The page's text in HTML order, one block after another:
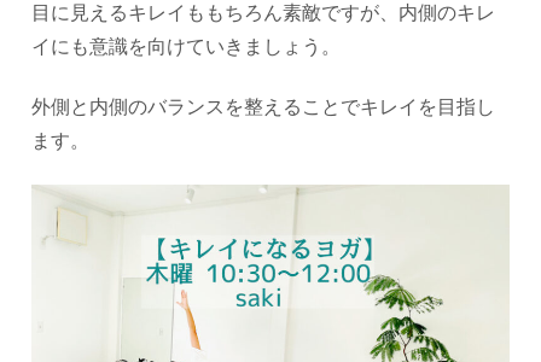
目に見えるキレイももちろん素敵ですが、内側のキレ
イにも意識を向けていきましょう。
外側と内側のバランスを整えることでキレイを目指し
ます。